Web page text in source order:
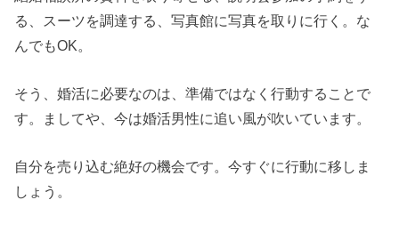
る、スーツを調達する、写真館に写真を取りに行く。な
んでもOK。
そう、婚活に必要なのは、準備ではなく行動することで
す。ましてや、今は婚活男性に追い風が吹いています。
自分を売り込む絶好の機会です。今すぐに行動に移しま
しょう。